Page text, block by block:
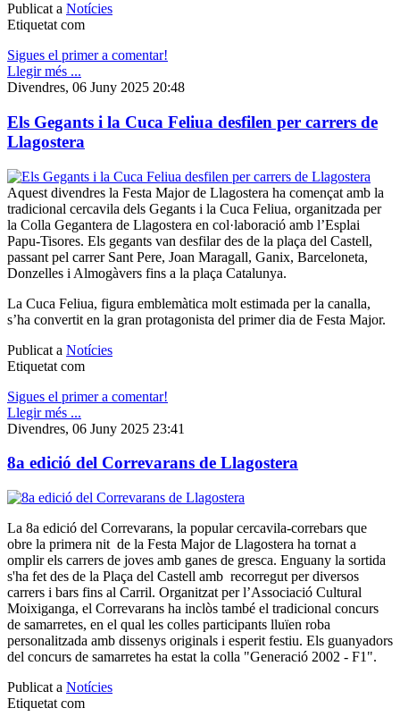
Publicat a Notícies
Etiquetat com
Sigues el primer a comentar!
Llegir més ...
Divendres, 06 Juny 2025 20:48
Els Gegants i la Cuca Feliua desfilen per carrers de
Llagostera
Aquest divendres la Festa Major de Llagostera ha començat amb la
tradicional cercavila dels Gegants i la Cuca Feliua, organitzada per
la Colla Gegantera de Llagostera en col·laboració amb l’Esplai
Papu‑Tisores. Els gegants van desfilar des de la plaça del Castell,
passant pel carrer Sant Pere, Joan Maragall, Ganix, Barceloneta,
Donzelles i Almogàvers fins a la plaça Catalunya.
La Cuca Feliua, figura emblemàtica molt estimada per la canalla,
s’ha convertit en la gran protagonista del primer dia de Festa Major.
Publicat a Notícies
Etiquetat com
Sigues el primer a comentar!
Llegir més ...
Divendres, 06 Juny 2025 23:41
8a edició del Correvarans de Llagostera
La 8a edició del Correvarans, la popular cercavila-correbars que
obre la primera nit de la Festa Major de Llagostera ha tornat a
omplir els carrers de joves amb ganes de gresca. Enguany la sortida
s'ha fet des de la Plaça del Castell amb recorregut per diversos
carrers i bars fins al Carril. Organitzat per l’Associació Cultural
Moixiganga, el Correvarans ha inclòs també el tradicional concurs
de samarretes, en el qual les colles participants lluïen roba
personalitzada amb dissenys originals i esperit festiu. Els guanyadors
del concurs de samarretes ha estat la colla "Generació 2002 - F1".
Publicat a Notícies
Etiquetat com